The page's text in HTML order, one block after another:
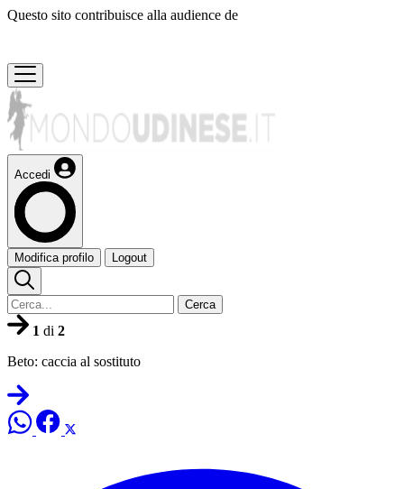
Questo sito contribuisce alla audience de
Accedi
Modifica profilo Logout
Cerca
1 di 2
Beto: caccia al sostituto